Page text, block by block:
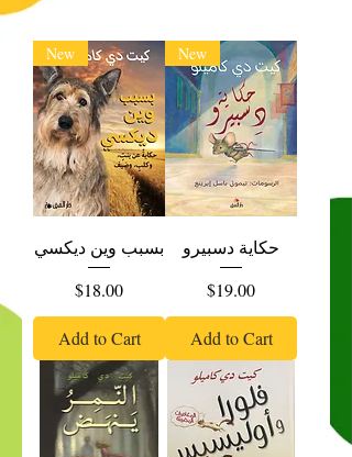
New
بسبب وين ديكسي
Price
$18.00
Add to Cart
New
حكاية دسبيرو
Price
$19.00
Add to Cart